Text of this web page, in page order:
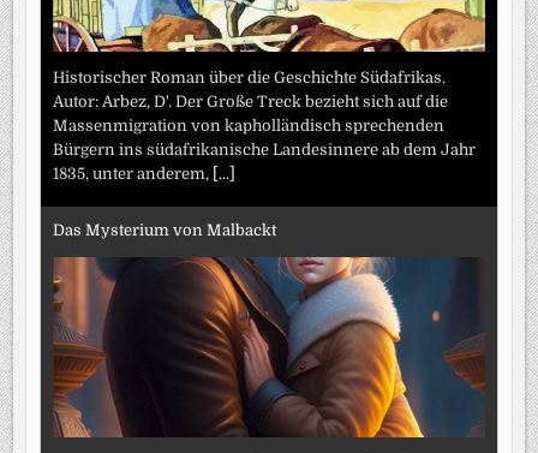
Historischer Roman über die Geschichte Südafrikas.
Autor: Arbez, D'. Der Große Treck bezieht sich auf die
Massenmigration von kapholländisch sprechenden
Bürgern ins südafrikanische Landesinnere ab dem Jahr
1835, unter anderem, [...]
Das Mysterium von Malbackt